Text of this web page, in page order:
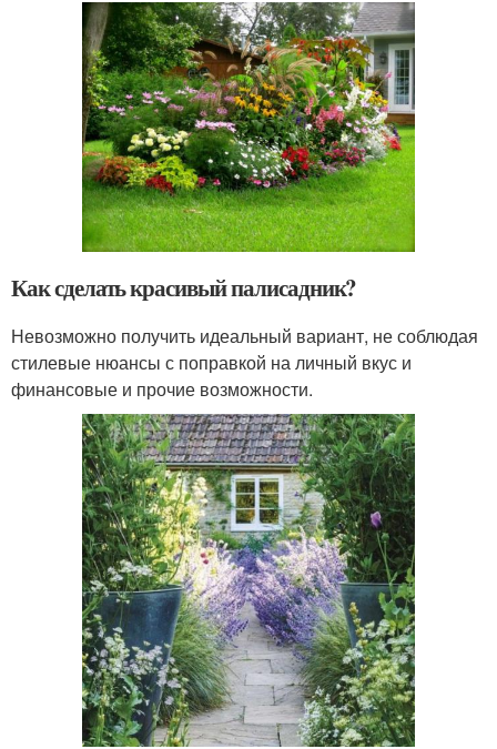
Как сделать красивый палисадник?
Невозможно получить идеальный вариант, не соблюдая
стилевые нюансы с поправкой на личный вкус и
финансовые и прочие возможности.